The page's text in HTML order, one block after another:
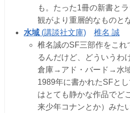
も。たった1冊の新書と
観がより重層的なものと
水域 (講談社文庫)
椎名 誠
椎名誠のSF三部作をこれ
るんだけど、どういうわ
倉庫→アド・バード→水
1989年に書かれたSFとし
はとても静かな作品でど
来少年コナンとか）みた